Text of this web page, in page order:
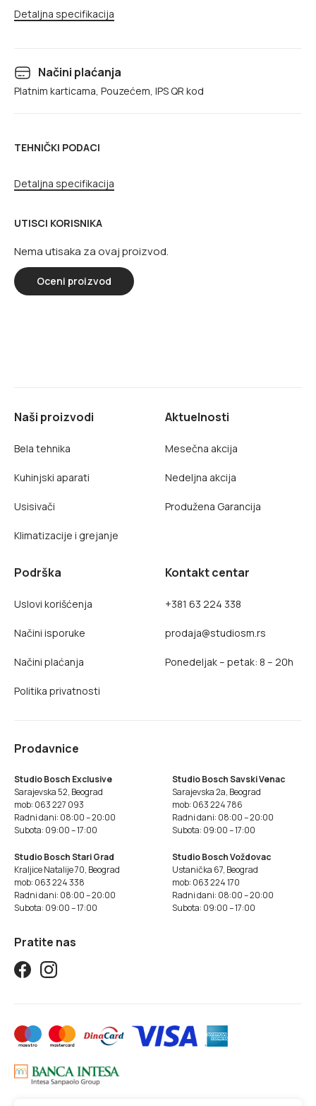
Detaljna specifikacija
Načini plaćanja
Platnim karticama, Pouzećem, IPS QR kod
TEHNIČKI PODACI
Detaljna specifikacija
UTISCI KORISNIKA
Nema utisaka za ovaj proizvod.
Oceni proizvod
Naši proizvodi
Bela tehnika
Kuhinjski aparati
Usisivači
Klimatizacije i grejanje
Aktuelnosti
Mesečna akcija
Nedeljna akcija
Produžena Garancija
Podrška
Uslovi korišćenja
Načini isporuke
Načini plaćanja
Politika privatnosti
Kontakt centar
+381 63 224 338
prodaja@studiosm.rs
Ponedeljak – petak: 8 – 20h
Prodavnice
Studio Bosch Exclusive
Sarajevska 52, Beograd
mob: 063 227 093
Radni dani: 08:00 – 20:00
Subota: 09:00 – 17:00
Studio Bosch Savski Venac
Sarajevska 2a, Beograd
mob: 063 224 786
Radni dani: 08:00 – 20:00
Subota: 09:00 – 17:00
Studio Bosch Stari Grad
Kraljice Natalije 70, Beograd
mob: 063 224 338
Radni dani: 08:00 – 20:00
Subota: 09:00 – 17:00
Studio Bosch Voždovac
Ustanička 67, Beograd
mob: 063 224 170
Radni dani: 08:00 – 20:00
Subota: 09:00 – 17:00
Pratite nas